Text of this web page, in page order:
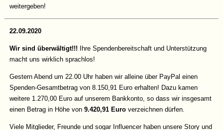
weitergeben!
22.09.2020
Wir sind überwältigt!!! Ihre Spendenbereitschaft und Unterstützung
macht uns wirklich sprachlos!
Gestern Abend um 22.00 Uhr haben wir alleine über PayPal einen
Spenden-Gesamtbetrag von 8.150,91 Euro erhalten! Dazu kamen
weitere 1.270,00 Euro auf unserem Bankkonto, so dass wir insgesamt
einen Betrag in Höhe von9.420,91 Euro verzeichnen dürfen.
Viele Mitglieder, Freunde und sogar Influencer haben unsere Story und